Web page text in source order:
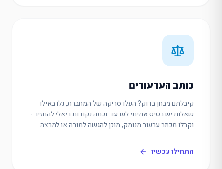
כותב הערעורים
קיבלתם מבחן בדוק? העלו סריקה של המחברת, גלו באילו
שאלות יש בסיס אמיתי לערעור וכמה נקודות ריאלי להחזיר -
וקבלו מכתב ערעור מנומק, מוכן להגשה למורה או למרצה
התחילו עכשיו